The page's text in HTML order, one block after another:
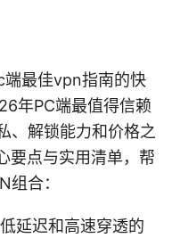
最佳vpn指南的快
年PC端最值得信赖
、解锁能力和价格之
要点与实用清单，帮
合：
延迟和高速穿透的